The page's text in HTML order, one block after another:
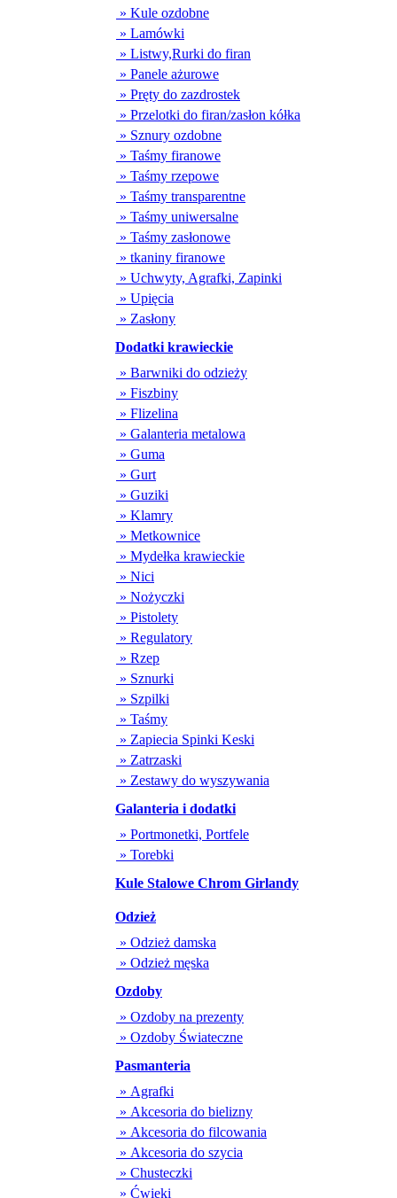
» Kule ozdobne
» Lamówki
» Listwy,Rurki do firan
» Panele ażurowe
» Pręty do zazdrostek
» Przelotki do firan/zasłon kółka
» Sznury ozdobne
» Taśmy firanowe
» Taśmy rzepowe
» Taśmy transparentne
» Taśmy uniwersalne
» Taśmy zasłonowe
» tkaniny firanowe
» Uchwyty, Agrafki, Zapinki
» Upięcia
» Zasłony
Dodatki krawieckie
» Barwniki do odzieży
» Fiszbiny
» Flizelina
» Galanteria metalowa
» Guma
» Gurt
» Guziki
» Klamry
» Metkownice
» Mydełka krawieckie
» Nici
» Nożyczki
» Pistolety
» Regulatory
» Rzep
» Sznurki
» Szpilki
» Taśmy
» Zapiecia Spinki Keski
» Zatrzaski
» Zestawy do wyszywania
Galanteria i dodatki
» Portmonetki, Portfele
» Torebki
Kule Stalowe Chrom Girlandy
Odzież
» Odzież damska
» Odzież męska
Ozdoby
» Ozdoby na prezenty
» Ozdoby Świateczne
Pasmanteria
» Agrafki
» Akcesoria do bielizny
» Akcesoria do filcowania
» Akcesoria do szycia
» Chusteczki
» Ćwieki